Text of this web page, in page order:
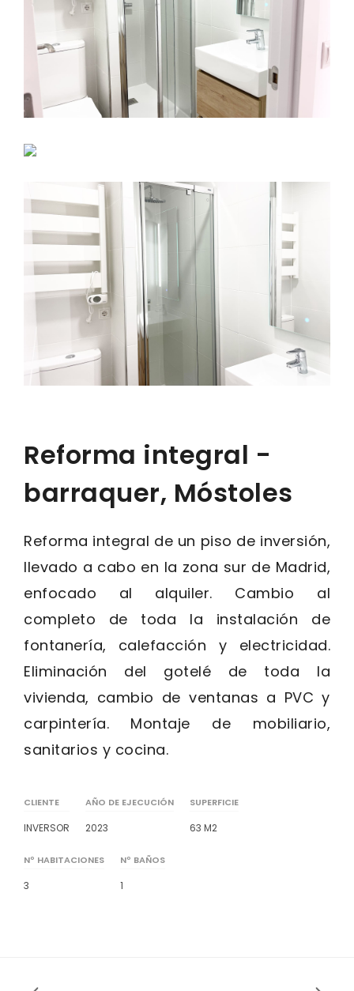
Reforma integral -
barraquer, Móstoles
Reforma integral de un piso de inversión,
llevado a cabo en la zona sur de Madrid,
enfocado al alquiler. Cambio al
completo de toda la instalación de
fontanería, calefacción y electricidad.
Eliminación del gotelé de toda la
vivienda, cambio de ventanas a PVC y
carpintería. Montaje de mobiliario,
sanitarios y cocina.
CLIENTE
INVERSOR
AÑO DE EJECUCIÓN
2023
SUPERFICIE
63 M2
Nº HABITACIONES
3
Nº BAÑOS
1